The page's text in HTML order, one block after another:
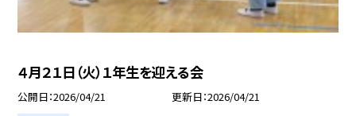
４月２１日（火）１年生を迎える会
公開日 2026/04/21 更新日 2026/04/21